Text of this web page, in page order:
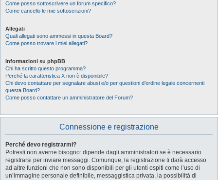
Come posso sottoscrivere un forum specifico?
Come cancello le mie sottoscrizioni?
Allegati
Quali allegati sono ammessi in questa Board?
Come posso trovare i miei allegati?
Informazioni su phpBB
Chi ha scritto questo programma?
Perché la caratteristica X non è disponibile?
Chi devo contattare per segnalare abusi e/o per questioni d’ordine legale concernenti
questa Board?
Come posso contattare un amministratore del Forum?
Connessione e registrazione
Perché devo registrarmi?
Potresti non averne bisogno: dipende dagli amministratori se è necessario
registrarsi per inviare messaggi. Comunque, la registrazione ti darà accesso
ad altre funzioni che non sono disponibili per gli utenti ospiti come l’uso di
un’immagine personale definibile, messaggistica privata, la possibilità di